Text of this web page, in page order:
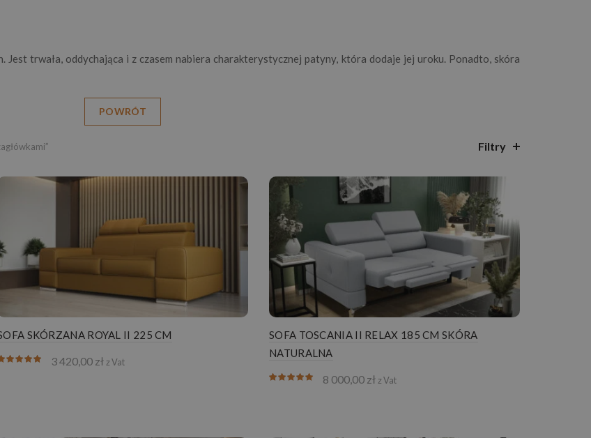
trwała, oddychająca i z czasem nabiera charakterystycznej patyny, która dodaje jej uroku. Ponadto, skóra
POWRÓT
Filtry
SKÓRZANA ROYAL II 225 CM
3 420,00 zł z Vat
SOFA TOSCANIA II RELAX 185 CM SKÓRA
NATURALNA
8 000,00 zł z Vat